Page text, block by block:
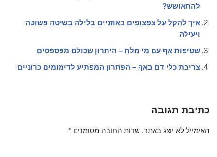
להתאושש?
איך להקל על צפצופים באוזניים בלילה בשיטה פשוטה
ויעילה
שטיפות אף עם מי מלח – היתרון שכולם מפספסים
צריבת כלי דם באף – הפתרון המפתיע לדימומים כרוניים
כתיבת תגובה
האימייל לא יוצג באתר. שדות החובה מסומנים *